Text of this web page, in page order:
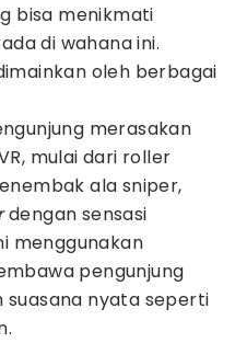
bisa menikmati
di wahana ini.
oleh berbagai
merasakan
mulai dari roller
ala sniper,
dengan sensasi
menggunakan
pengunjung
nyata seperti